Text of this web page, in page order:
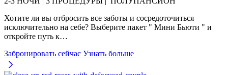
Хотите ли вы отбросить все заботы и сосредоточиться
исключительно на себе? Выберите пакет " Мини Бьюти " и
откройте путь к…
Забронировать сейчас Узнать больше